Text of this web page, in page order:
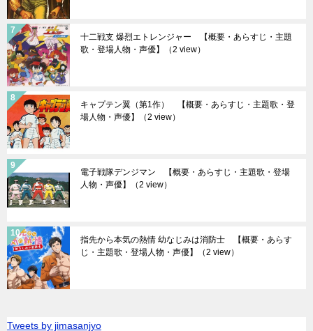
十二戦支 爆烈エトレンジャー 【概要・あらすじ・主題
歌・登場人物・声優】
（2 view）
キャプテン翼（第1作） 【概要・あらすじ・主題歌・登
場人物・声優】
（2 view）
電子戦隊デンジマン 【概要・あらすじ・主題歌・登場
人物・声優】
（2 view）
指先から本気の熱情 幼なじみは消防士 【概要・あらす
じ・主題歌・登場人物・声優】
（2 view）
Tweets by jimasanjyo